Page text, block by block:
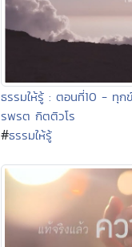
ธรรมให้รู้ : ตอนที่10 - ทุก
รพรต กิตติวโร
#ธรรมให้รู้